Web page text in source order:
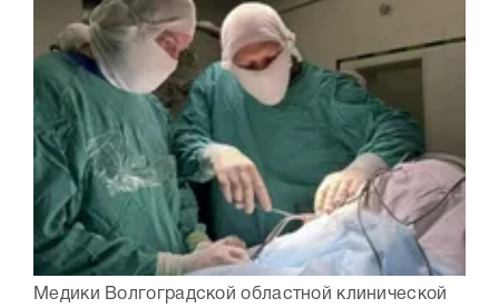
Медики Волгоградской областной клинической